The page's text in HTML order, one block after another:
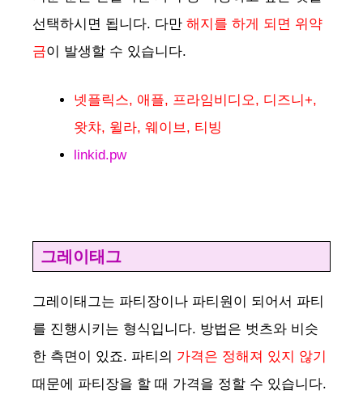
선택하시면 됩니다. 다만 해지를 하게 되면 위약
금이 발생할 수 있습니다.
넷플릭스, 애플, 프라임비디오, 디즈니+,
왓챠, 윌라, 웨이브, 티빙
linkid.pw
그레이태그
그레이태그는 파티장이나 파티원이 되어서 파티
를 진행시키는 형식입니다. 방법은 벗츠와 비슷
한 측면이 있죠. 파티의 가격은 정해져 있지 않기
때문에 파티장을 할 때 가격을 정할 수 있습니다.